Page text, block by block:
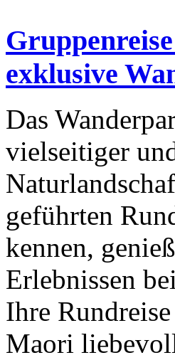
exklusive
Das
vielseitiger
geführten
kennen,
Erlebnissen
Ihre
Maori